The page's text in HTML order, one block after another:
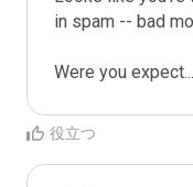
in spam -- bad
Were you expect...
役立つ